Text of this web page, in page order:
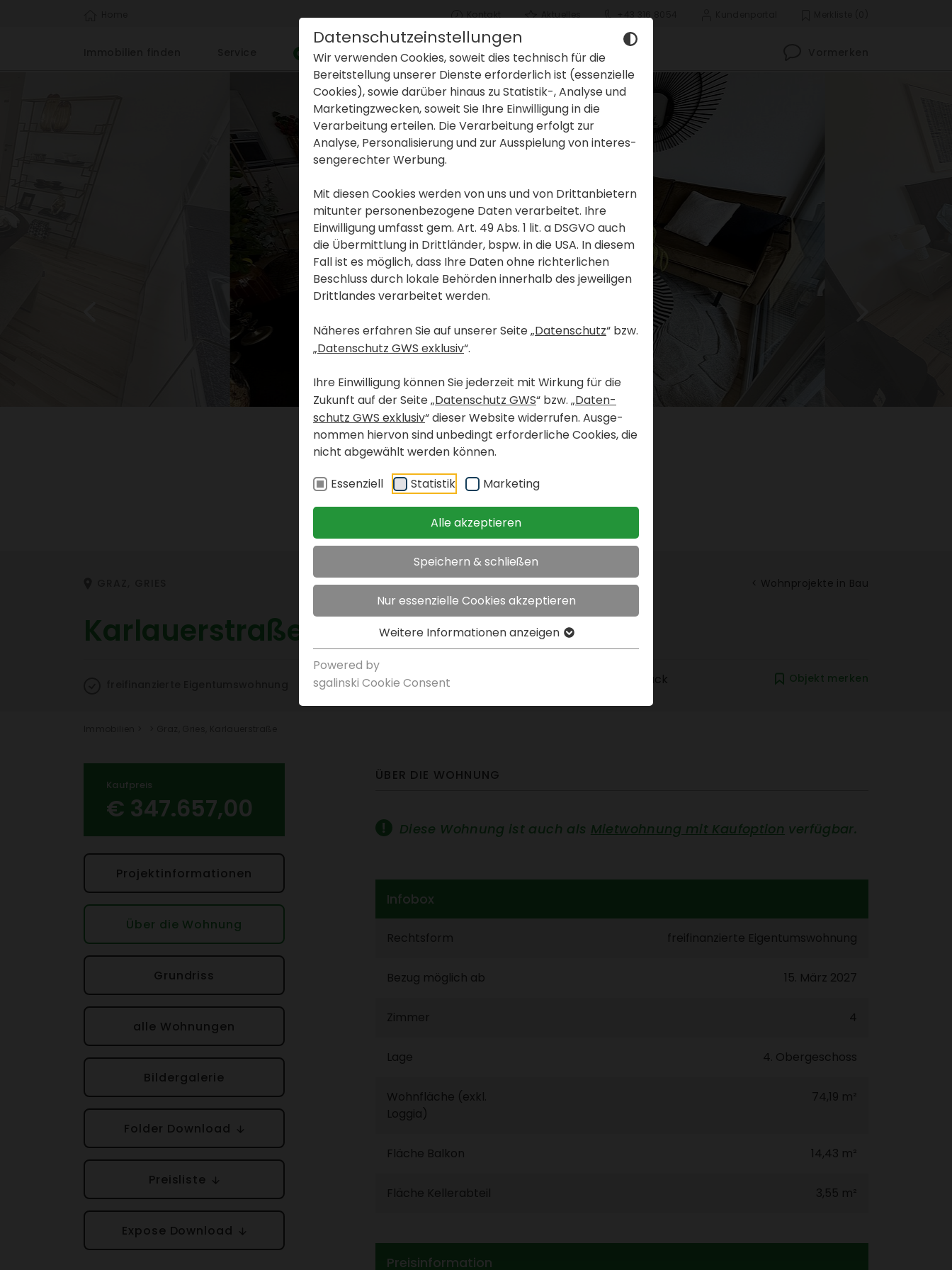
Datenschutzeinstellungen
Wir verwenden Cookies, soweit dies tech­nisch für die
Bereit­stel­lung unserer Dienste erfor­der­lich ist (essen­zi­elle
Cookies), sowie darüber hinaus zu Statistik-, Analyse und
Marke­ting­zwe­cken, soweit Sie Ihre Einwil­li­gung in die
Verar­bei­tung erteilen. Die Verar­bei­tung erfolgt zur
Analyse, Perso­na­li­sie­rung und zur Ausspie­lung von inter­es­
sen­ge­rechter Werbung.
Mit diesen Cookies werden von uns und von Dritt­an­bie­tern
mitunter perso­nen­be­zo­gene Daten verar­beitet. Ihre
Einwil­li­gung umfasst gem. Art. 49 Abs. 1 lit. a DSGVO auch
die Übermitt­lung in Dritt­länder, bspw. in die USA. In diesem
Fall ist es möglich, dass Ihre Daten ohne rich­ter­li­chen
Beschluss durch lokale Behörden inner­halb des jewei­ligen
Dritt­landes verar­beitet werden.
Näheres erfahren Sie auf unserer Seite „Daten­schutz“ bzw.
„Daten­schutz GWS exklusiv“.
Ihre Einwil­li­gung können Sie jeder­zeit mit Wirkung für die
Zukunft auf der Seite „Daten­schutz GWS“ bzw. „Daten­
schutz GWS exklusiv“ dieser Website wider­rufen. Ausge­
nommen hiervon sind unbe­dingt erfor­der­liche Cookies, die
nicht abge­wählt werden können.
Essen­ziell
Statistik Marke­ting
Alle akzeptieren
Speichern & schließen
Nur essenzielle Cookies akzeptieren
Weitere Infor­ma­tionen anzeigen
Powered by
sgal­inski Cookie Consent
< Wohn­pro­jekte in Bau
Karlau­er­straße 35 / 401
verfügbar ab 15. März 2027 < zurück Objekt merken
Kauf­preis
€ 347.657,00
Projek­t­in­for­ma­tionen
Über die Wohnung
Grund­riss
alle Wohnungen
Bilder­ga­lerie
Folder Down­load
Preis­liste
Expose Down­load
ÜBER DIE WOHNUNG
Diese Wohnung ist auch als Miet­woh­nung mit Kauf­op­tion verfügbar.
Infobox
Rechts­form frei­fi­nan­zierte Eigen­tums­woh­nung
Bezug möglich ab 15. März 2027
Zimmer 4
Lage 4. Ober­ge­schoss
Wohn­fläche (exkl.
Loggia)
74,19 m²
Fläche Balkon 14,43 m²
Fläche Keller­ab­teil 3,55 m²
Preis­in­for­ma­tion